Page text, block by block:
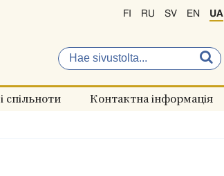
FI RU SV EN UA
спільноти Контактна інформація